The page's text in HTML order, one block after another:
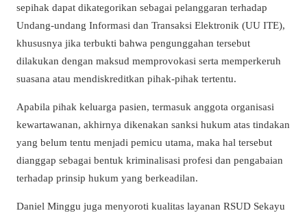
sepihak dapat dikategorikan sebagai pelanggaran terhadap
Undang-undang Informasi dan Transaksi Elektronik (UU ITE),
khususnya jika terbukti bahwa pengunggahan tersebut
dilakukan dengan maksud memprovokasi serta memperkeruh
suasana atau mendiskreditkan pihak-pihak tertentu.
Apabila pihak keluarga pasien, termasuk anggota organisasi
kewartawanan, akhirnya dikenakan sanksi hukum atas tindakan
yang belum tentu menjadi pemicu utama, maka hal tersebut
dianggap sebagai bentuk kriminalisasi profesi dan pengabaian
terhadap prinsip hukum yang berkeadilan.
Daniel Minggu juga menyoroti kualitas layanan RSUD Sekayu